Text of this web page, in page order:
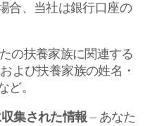
合、当社は銀行口座の
の扶養家族に関連する
よび扶養家族の姓名・
ど。
集された情報 – あなた